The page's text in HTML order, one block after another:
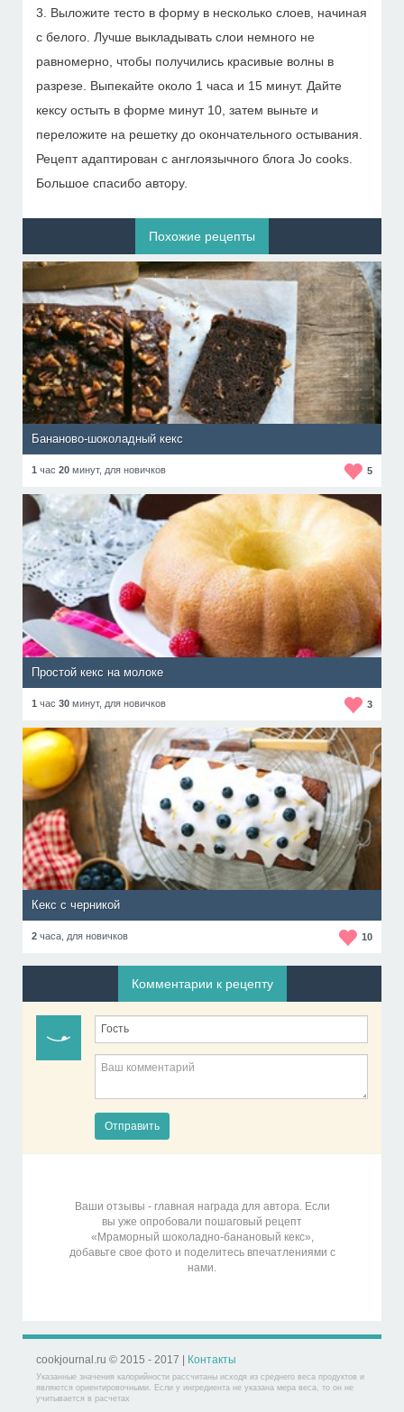
3. Выложите тесто в форму в несколько слоев, начиная
с белого. Лучше выкладывать слои немного не
равномерно, чтобы получились красивые волны в
разрезе. Выпекайте около 1 часа и 15 минут. Дайте
кексу остыть в форме минут 10, затем выньте и
переложите на решетку до окончательного остывания.
Рецепт адаптирован с англоязычного блога Jo cooks.
Большое спасибо автору.
Похожие рецепты
Бананово-шоколадный кекс
1 час 20 минут, для новичков 5
Простой кекс на молоке
1 час 30 минут, для новичков 3
Кекс с черникой
2 часа, для новичков 10
Комментарии к рецепту
Отправить
Ваши отзывы - главная награда для автора. Если
вы уже опробовали пошаговый рецепт
«Мраморный шоколадно-банановый кекс»,
добавьте свое фото и поделитесь впечатлениями с
нами.
cookjournal.ru © 2015 - 2017 | Контакты
Указанные значения калорийности рассчитаны исходя из среднего веса продуктов и
являются ориентировочными. Если у ингредиента не указана мера веса, то он не
учитывается в расчетах